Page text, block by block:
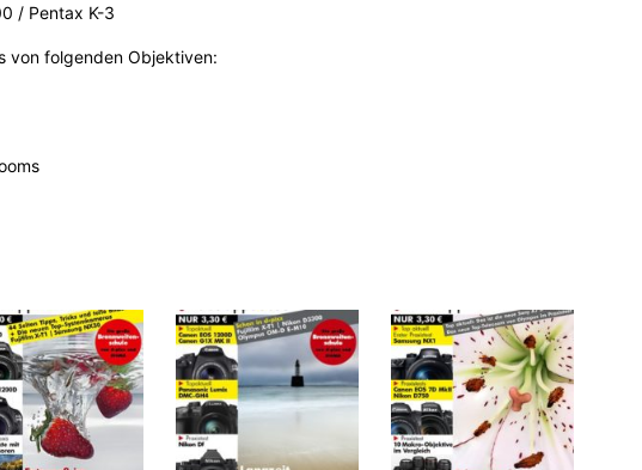
/ Pentax K-3
von folgenden Objektiven: